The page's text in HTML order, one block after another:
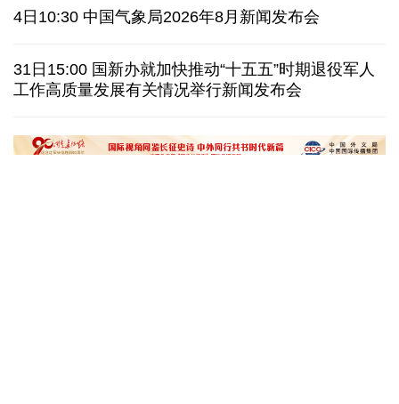
泰国暖武里府行政组织办公楼发生枪击 主席重伤
西班牙对意大利“报复”实施 首日入境检查约200人
4日10:30 中国气象局2026年8月新闻发布会
31日15:00 国新办就加快推动“十五五”时期退役军人
工作高质量发展有关情况举行新闻发布会